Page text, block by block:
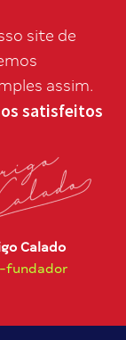
site de
assim.
satisfeitos
Calado
fundador